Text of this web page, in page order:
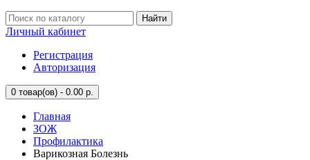
Найти
Личный кабинет
Регистрация
Авторизация
0 товар(ов) - 0.00 р.
Главная
ЗОЖ
Профилактика
Варикозная Болезнь